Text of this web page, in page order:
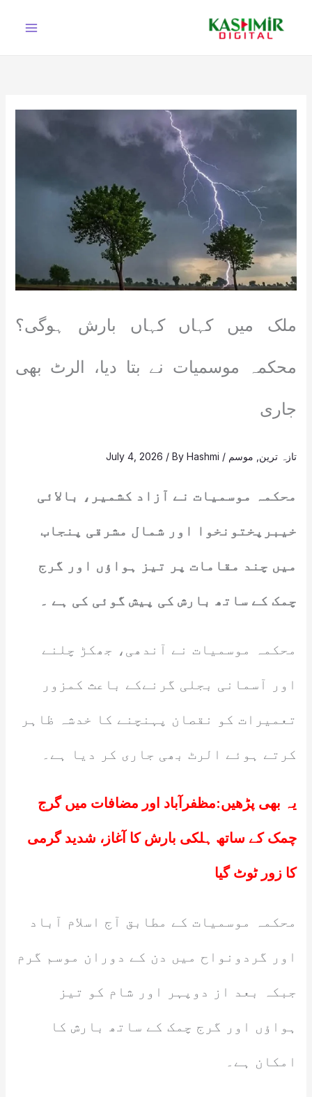
ملک میں کہاں کہاں بارش ہوگی؟
محکمہ موسمیات نے بتا دیا، الرٹ بھی
جاری
تازہ ترین موسم /
July 4, 2026 / ByHashmi
محکمہ موسمیات نے آزاد کشمیر، بالائی
خیبرپختونخوا اور شمال مشرقی پنجاب
میں چند مقامات پر تیز ہواؤں اور گرج
چمک کے ساتھ بارش کی پیش گوئی کی ہے ۔
محکمہ موسمیات نے آندھی، جھکڑ چلنے
اور آسمانی بجلی گرنےکے باعث کمزور
تعمیرات کو نقصان پہنچنے کا خدشہ ظاہر
کرتے ہوئے الرٹ بھی جاری کر دیا ہے۔
یہ بھی پڑھیں:مظفرآباد اور مضافات میں گرج
چمک کے ساتھ ہلکی بارش کا آغاز، شدید گرمی
کا زور ٹوٹ گیا
محکمہ موسمیات کے مطابق آج اسلام آباد
اور گردونواح میں دن کے دوران موسم گرم
جبکہ بعد از دوپہر اور شام کو تیز
ہواؤں اور گرج چمک کے ساتھ بارش کا
امکان ہے۔